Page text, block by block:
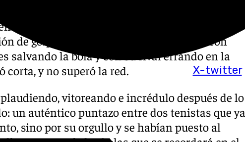
X-twitter
dejadita del malagueño que retaba la agilidad
y Aliassime respondió. A partir de ahí
de golpeos de ida y vuelta que terminó con
salvando la bola y con su rival errando en la
corta, y no superó la red.
vitoreando e incrédulo después de lo
un auténtico puntazo entre dos tenistas que ya
sino por su orgullo y se habían puesto al